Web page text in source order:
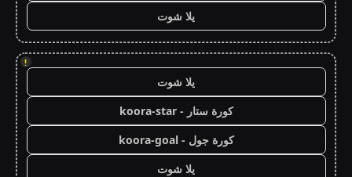
يلا شوت
!
يلا شوت
كورة ستار - koora-star
كورة جول - koora-goal
يلا شوت